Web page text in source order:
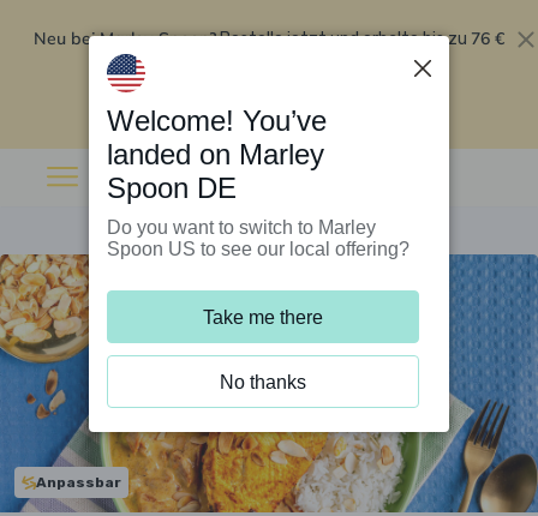
Neu bei Marley Spoon?Bestelle jetzt und erhalte bis zu 76 €
Rabatt auf deine ersten fünf Boxen
Anpassbar
Welcome! You’ve
landed on Marley
Spoon DE
Do you want to switch to Marley
Spoon US to see our local offering?
Take me there
No thanks